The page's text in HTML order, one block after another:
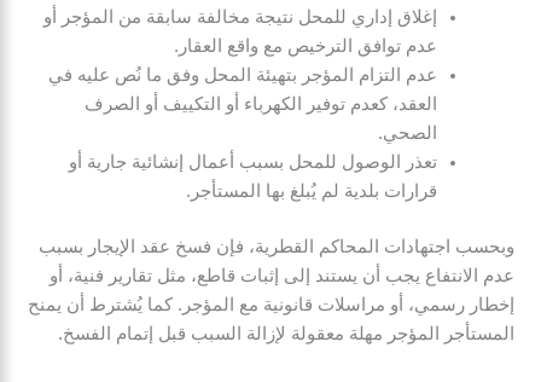
إغلاق إداري للمحل نتيجة مخالفة سابقة من المؤجر أو
عدم توافق الترخيص مع واقع العقار.
عدم التزام المؤجر بتهيئة المحل وفق ما نُص عليه في
العقد، كعدم توفير الكهرباء أو التكييف أو الصرف
الصحي.
تعذر الوصول للمحل بسبب أعمال إنشائية جارية أو
قرارات بلدية لم يُبلغ بها المستأجر.
وبحسب اجتهادات المحاكم القطرية، فإن فسخ عقد الإيجار بسبب
عدم الانتفاع يجب أن يستند إلى إثبات قاطع، مثل تقارير فنية، أو
إخطار رسمي، أو مراسلات قانونية مع المؤجر. كما يُشترط أن يمنح
المستأجر المؤجر مهلة معقولة لإزالة السبب قبل إتمام الفسخ.